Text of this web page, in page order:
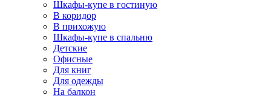
Шкафы-купе в гостиную
В коридор
В прихожую
Шкафы-купе в спальню
Детские
Офисные
Для книг
Для одежды
На балкон